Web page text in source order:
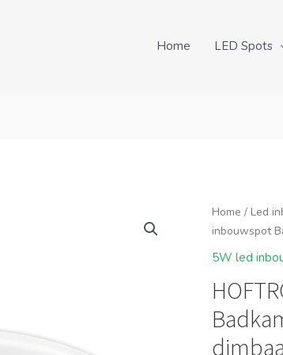
Home LED Spots
Home / Led
inbouwspot
5W led